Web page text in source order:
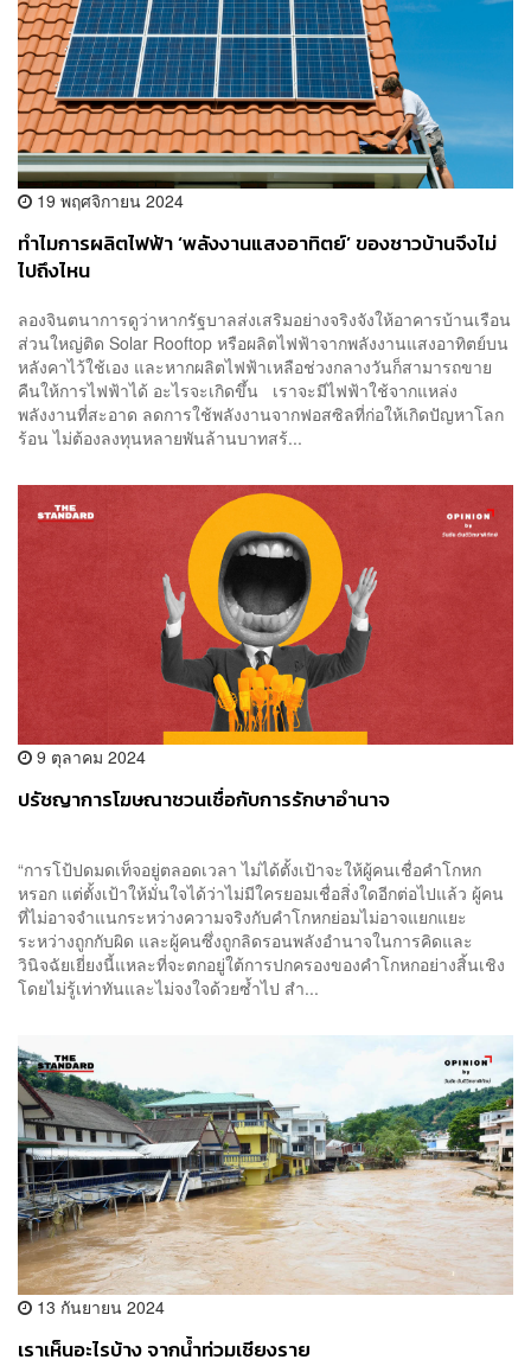
19 พฤศจิกายน 2024
ทำไมการผลิตไฟฟ้า ‘พลังงานแสงอาทิตย์’ ของชาวบ้านจึงไม่
ไปถึงไหน
​ลองจินตนาการดูว่าหากรัฐบาลส่งเสริมอย่างจริงจังให้อาคารบ้านเรือน
ส่วนใหญ่ติด Solar Rooftop หรือผลิตไฟฟ้าจากพลังงานแสงอาทิตย์บน
หลังคาไว้ใช้เอง และหากผลิตไฟฟ้าเหลือช่วงกลางวันก็สามารถขาย
คืนให้การไฟฟ้าได้ อะไรจะเกิดขึ้น เราจะมีไฟฟ้าใช้จากแหล่ง
พลังงานที่สะอาด ลดการใช้พลังงานจากฟอสซิลที่ก่อให้เกิดปัญหาโลก
ร้อน ไม่ต้องลงทุนหลายพันล้านบาทสร้...
9 ตุลาคม 2024
ปรัชญาการโฆษณาชวนเชื่อกับการรักษาอำนาจ
“การโป้ปดมดเท็จอยู่ตลอดเวลา ไม่ได้ตั้งเป้าจะให้ผู้คนเชื่อคำโกหก
หรอก แต่ตั้งเป้าให้มั่นใจได้ว่าไม่มีใครยอมเชื่อสิ่งใดอีกต่อไปแล้ว ผู้คน
ที่ไม่อาจจำแนกระหว่างความจริงกับคำโกหกย่อมไม่อาจแยกแยะ
ระหว่างถูกกับผิด และผู้คนซึ่งถูกลิดรอนพลังอำนาจในการคิดและ
วินิจฉัยเยี่ยงนี้แหละที่จะตกอยู่ใต้การปกครองของคำโกหกอย่างสิ้นเชิง
โดยไม่รู้เท่าทันและไม่จงใจด้วยซ้ำไป สำ...
13 กันยายน 2024
เราเห็นอะไรบ้าง จากน้ำท่วมเชียงราย